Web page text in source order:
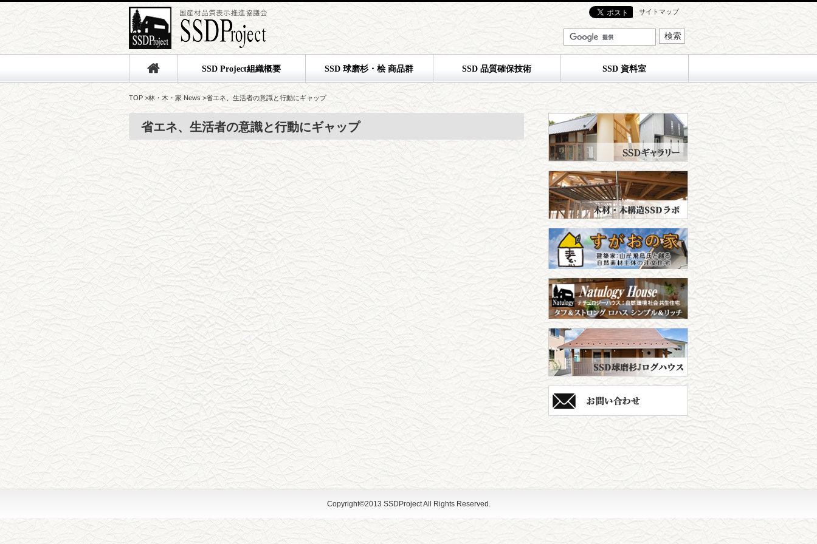
サイトマップ
SSD Project組織概要 SSD 球磨杉・桧 商品群 SSD 品質確保技術 SSD 資料室
TOP >林・木・家 News >省エネ、生活者の意識と行動にギャップ
省エネ、生活者の意識と行動にギャップ
Copyright©2013 SSDProject All Rights Reserved.